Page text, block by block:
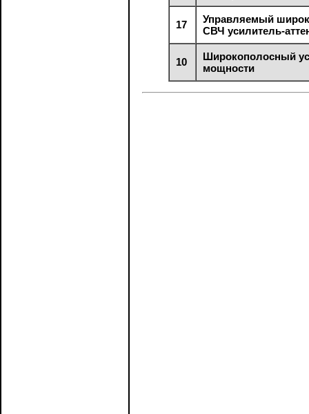
17
Управляемый
СВЧ усилитель-
10
Широкополосный
мощности